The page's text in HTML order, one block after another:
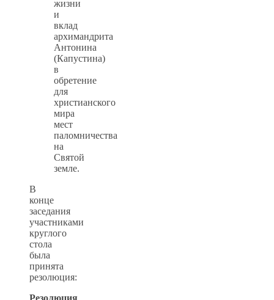
жизни
и
вклад
архимандрита
Антонина
(Капустина)
в
обретение
для
христианского
мира
мест
паломничества
на
Святой
земле.
В
конце
заседания
участниками
круглого
стола
была
принята
резолюция:
Резолюция